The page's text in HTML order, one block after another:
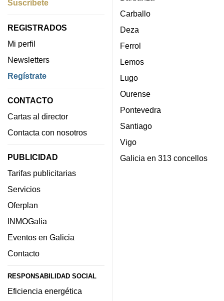
Suscríbete
REGISTRADOS
Mi perfil
Newsletters
Regístrate
CONTACTO
Cartas al director
Contacta con nosotros
PUBLICIDAD
Tarifas publicitarias
Servicios
Oferplan
INMOGalia
Eventos en Galicia
Contacto
RESPONSABILIDAD SOCIAL
Eficiencia energética
Carballo
Deza
Ferrol
Lemos
Lugo
Ourense
Pontevedra
Santiago
Vigo
Galicia en 313 concellos